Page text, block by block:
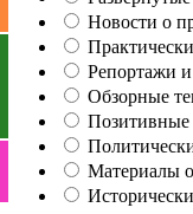
Новости о
Репортажи
Обзорные
Позитивные
Материалы